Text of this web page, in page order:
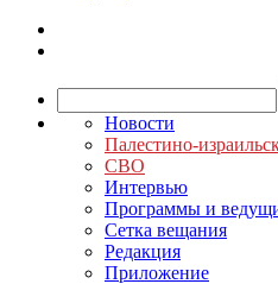
Новости
Палестино-
СВО
Интервью
Программы и
Сетка вещания
Редакция
Приложение